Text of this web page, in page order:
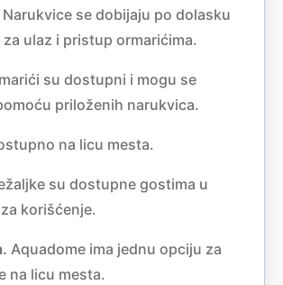
Narukvice se dobijaju po dolasku
ulaz i pristup ormarićima.
su dostupni i mogu se
priloženih narukvica.
na licu mesta.
su dostupne gostima u
korišćenje.
Aquadome ima jednu opciju za
na licu mesta.